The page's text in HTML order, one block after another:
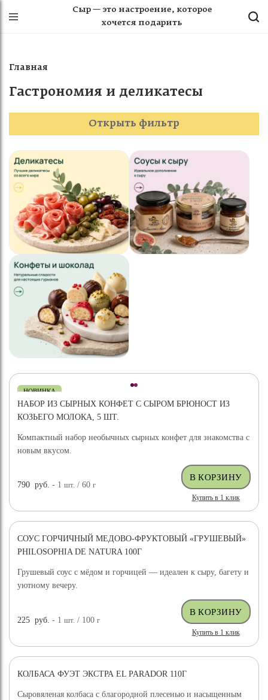
Сыр — это настроение, которое
хочется подарить
Главная
Гастрономия и деликатесы
Открыть фильтр
НОВИНКА
НАБОР ИЗ СЫРНЫХ КОНФЕТ С СЫРОМ БРЮНОСТ ИЗ
КОЗЬЕГО МОЛОКА, 5 ШТ.
Компактный набор необычных сырных конфет для знакомства с
новым вкусом.
790 руб. - 1шт. / 60г
Купить в 1 клик
СОУС ГОРЧИЧНЫЙ МЕДОВО-ФРУКТОВЫЙ «ГРУШЕВЫЙ»
PHILOSOPHIA DE NATURA 100Г
Грушевый соус с мёдом и горчицей — идеален к сыру, багету и
уютному вечеру.
225 руб. - 1шт. / 100г
Купить в 1 клик
КОЛБАСА ФУЭТ ЭКСТРА EL PARADOR 110Г
Сыровяленая колбаса с благородной плесенью и насыщенным